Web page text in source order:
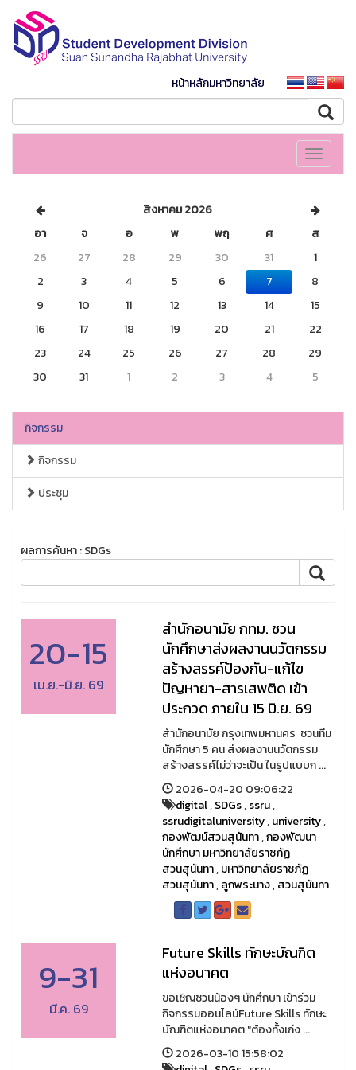
หน้าหลักมหาวิทยาลัย
Toggle
สิงหาคม 2026
อา
จ อ พ พฤ ศ
ส
26
27 28 29 30 31
1
2
3 4 5 6 7
8
9
10 11 12 13 14
15
16
17 18 19 20 21
22
23
24 25 26 27 28
29
30
31 1 2 3 4 5
กิจกรรม
กิจกรรม
ประชุม
ผลการค้นหา : SDGs
20-15
เม.ย.-มิ.ย. 69
สำนักอนามัย กทม. ชวน
นักศึกษาส่งผลงานนวัตกรรม
สร้างสรรค์ป้องกัน-แก้ไข
ปัญหายา-สารเสพติด เข้า
ประกวด ภายใน 15 มิ.ย. 69
สำนักอนามัย กรุงเทพมหานคร ชวนทีม
นักศึกษา 5 คน ส่งผลงานนวัตกรรม
สร้างสรรค์ไม่ว่าจะเป็น ในรูปแบบก ...
2026-04-20 09:06:22
digital,SDGs,ssru,
ssrudigitaluniversity,university,
กองพัฒน์สวนสุนันทา,กองพัฒนา
นักศึกษา มหาวิทยาลัยราชภัฏ
สวนสุนันทา,มหาวิทยาลัยราชภัฏ
สวนสุนันทา,ลูกพระนาง,สวนสุนันทา
9-31
มี.ค. 69
Future Skills ทักษะบัณฑิต
แห่งอนาคต
ขอเชิญชวนน้องๆ นักศึกษา เข้าร่วม
กิจกรรมออนไลน์Future Skills ทักษะ
บัณฑิตแห่งอนาคต "ต้องทั้งเก่ง ...
2026-03-10 15:58:02